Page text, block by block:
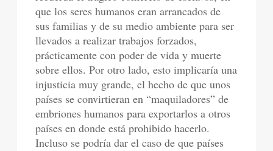
que los seres humanos eran arrancados de
sus familias y de su medio ambiente para ser
llevados a realizar trabajos forzados,
prácticamente con poder de vida y muerte
sobre ellos. Por otro lado, esto implicaría una
injusticia muy grande, el hecho de que unos
países se convirtieran en “maquiladores” de
embriones humanos para exportarlos a otros
países en donde está prohibido hacerlo.
Incluso se podría dar el caso de que países